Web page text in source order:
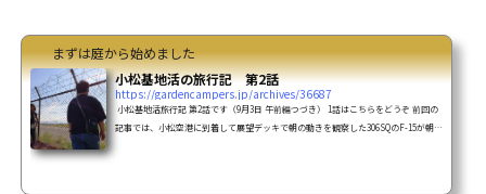
まずは庭から始めました
小松基地活の旅行記 第2話
https://gardencampers.jp/archives/36687
小松基地活旅行記 第2話です（9月3日 午前編つづき） 1話はこちらをどうぞ 前回の
記事では、小松空港に到着して展望デッキで朝の動きを観察した306SQのF-15が朝一